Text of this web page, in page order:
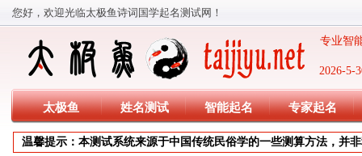
您好，欢迎光临太极鱼诗词国学起名测试网！
2026-5-
专业智
太极鱼 姓名测试 智能起名 专家起名
温馨提示：本测试系统来源于中国传统民俗学的一些测算方法，并